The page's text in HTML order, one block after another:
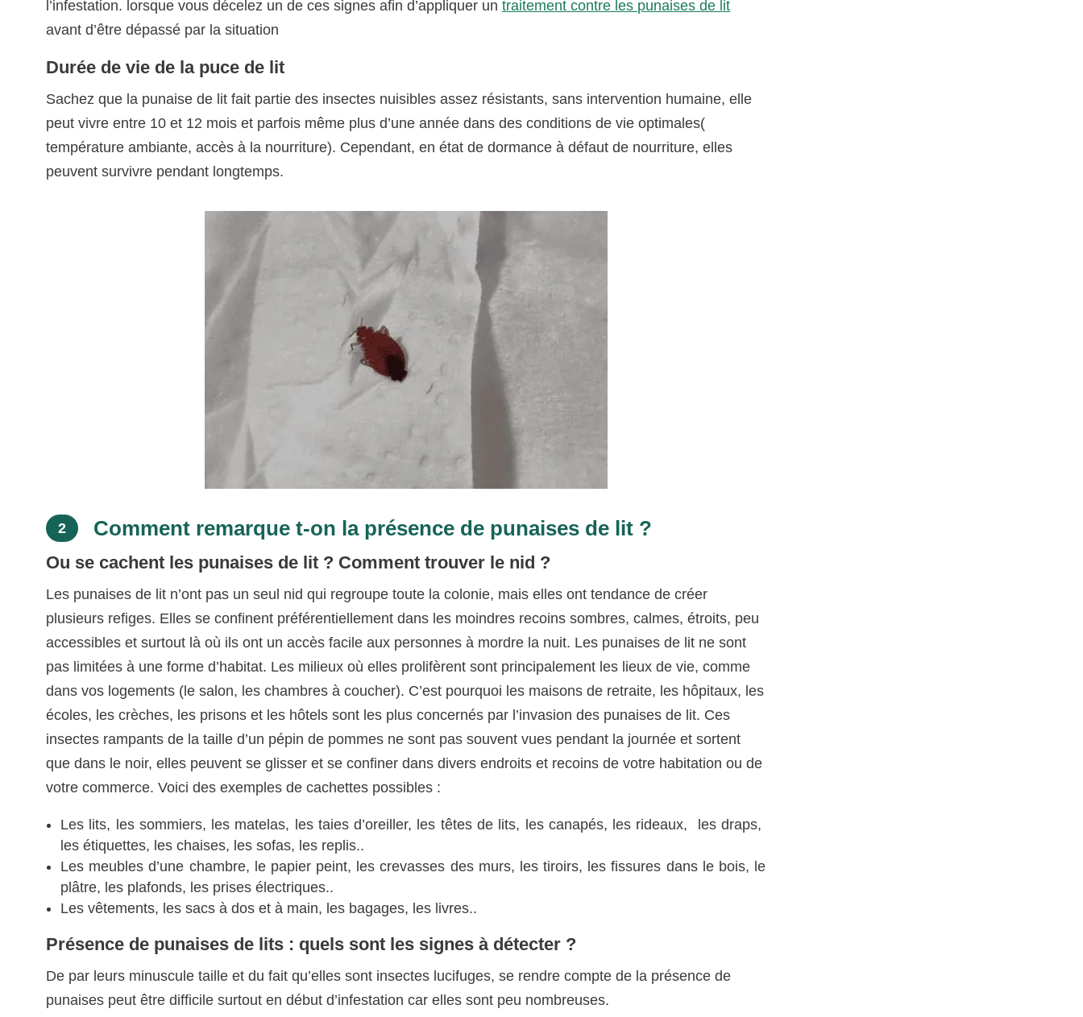
l’infestation. lorsque vous décelez un de ces signes afin d’appliquer untraitement contre les punaises de lit
avant d’être dépassé par la situation
Durée de vie de la puce de lit
Sachez que la punaise de lit fait partie des insectes nuisibles assez résistants, sans intervention humaine, elle
peut vivre entre 10 et 12 mois et parfois même plus d’une année dans des conditions de vie optimales(
température ambiante, accès à la nourriture). Cependant, en état de dormance à défaut de nourriture, elles
peuvent survivre pendant longtemps.
2 Comment remarque t-on la présence de punaises de lit ?
Ou se cachent les punaises de lit ? Comment trouver le nid ?
Les punaises de lit n’ont pas un seul nid qui regroupe toute la colonie, mais elles ont tendance de créer
plusieurs refiges. Elles se confinent préférentiellement dans les moindres recoins sombres, calmes, étroits, peu
accessibles et surtout là où ils ont un accès facile aux personnes à mordre la nuit. Les punaises de lit ne sont
pas limitées à une forme d’habitat. Les milieux où elles prolifèrent sont principalement les lieux de vie, comme
dans vos logements (le salon, les chambres à coucher). C’est pourquoi les maisons de retraite, les hôpitaux, les
écoles, les crèches, les prisons et les hôtels sont les plus concernés par l’invasion des punaises de lit. Ces
insectes rampants de la taille d’un pépin de pommes ne sont pas souvent vues pendant la journée et sortent
que dans le noir, elles peuvent se glisser et se confiner dans divers endroits et recoins de votre habitation ou de
votre commerce. Voici des exemples de cachettes possibles :
Les lits, les sommiers, les matelas, les taies d’oreiller, les têtes de lits, les canapés, les rideaux, les draps,
les étiquettes, les chaises, les sofas, les replis..
Les meubles d’une chambre, le papier peint, les crevasses des murs, les tiroirs, les fissures dans le bois, le
plâtre, les plafonds, les prises électriques..
Les vêtements, les sacs à dos et à main, les bagages, les livres..
Présence de punaises de lits : quels sont les signes à détecter ?
De par leurs minuscule taille et du fait qu’elles sont insectes lucifuges, se rendre compte de la présence de
punaises peut être difficile surtout en début d’infestation car elles sont peu nombreuses.